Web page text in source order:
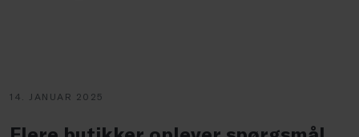
14. JANUAR 2025